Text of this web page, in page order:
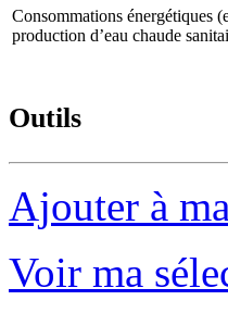
Consommations énergétiques
production d’eau chaude
Outils
Ajouter à
Voir ma